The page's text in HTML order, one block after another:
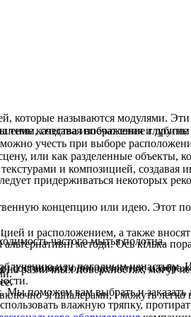
которые называются модулями.
темы, создавая впечатление
или как разделенные объекты,
и композицией, создавая
концепцию или идею. Этот
и расположением, а также
качества изображения и
учесть при выборе
придерживаться некоторых
частого мытья полотна.
или погодным ненастьям.
влажную тряпку,
различных поверхностях, могут
методи. Ось кілька
зі шпалерами, і можуть легко
составляют одно целостное
Мы поможем вам выбрать и